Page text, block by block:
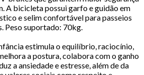
A bicicleta possui garfo e guidão em
e selim confortável para passeios
Peso suportado: 70kg.
estimula o equilíbrio, raciocínio,
a postura, colabora com o ganho
a ansiedade e estresse, além de da